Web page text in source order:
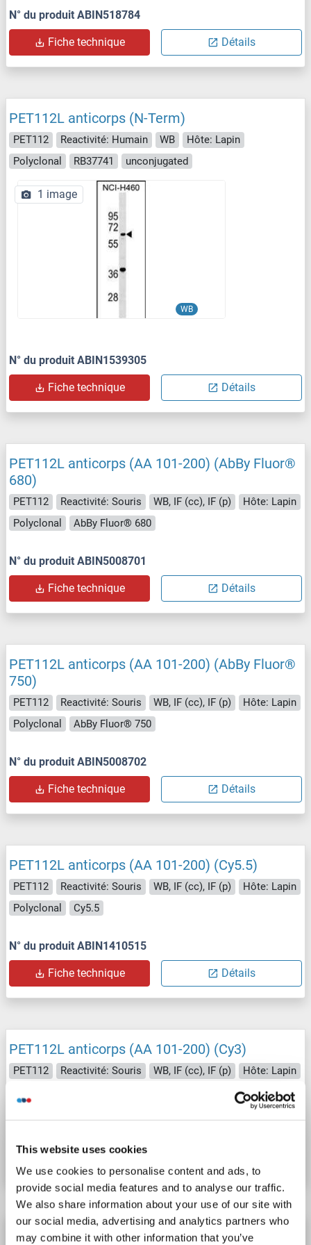
This website uses cookies
We use cookies to personalise content and ads, to
provide social media features and to analyse our traffic.
We also share information about your use of our site with
our social media, advertising and analytics partners who
may combine it with other information that you’ve
N° du produit ABIN518784
Fiche technique Détails
PET112L anticorps (N-Term)
PET112 Reactivité: Humain WB
Hôte: Lapin
Polyclonal
RB37741 unconjugated
WB
1 image
N° du produit ABIN1539305
Fiche technique Détails
PET112L anticorps (AA 101-200) (AbBy Fluor®
680)
PET112 Reactivité: Souris WB, IF (cc), IF (p)
Hôte: Lapin
Polyclonal
AbBy Fluor® 680
N° du produit ABIN5008701
Fiche technique Détails
PET112L anticorps (AA 101-200) (AbBy Fluor®
750)
PET112 Reactivité: Souris WB, IF (cc), IF (p)
Hôte: Lapin
Polyclonal
AbBy Fluor® 750
N° du produit ABIN5008702
Fiche technique Détails
PET112L anticorps (AA 101-200) (Cy5.5)
PET112 Reactivité: Souris WB, IF (cc), IF (p)
Hôte: Lapin
Polyclonal
Cy5.5
N° du produit ABIN1410515
Fiche technique Détails
PET112L anticorps (AA 101-200) (Cy3)
PET112 Reactivité: Souris WB, IF (cc), IF (p)
Hôte: Lapin
Fiche technique
PET112L anticorps (AA 101-200) (Cy5)